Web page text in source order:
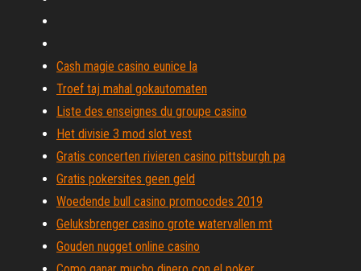
Cash magie casino eunice la
Troef taj mahal gokautomaten
Liste des enseignes du groupe casino
Het divisie 3 mod slot vest
Gratis concerten rivieren casino pittsburgh pa
Gratis pokersites geen geld
Woedende bull casino promocodes 2019
Geluksbrenger casino grote watervallen mt
Gouden nugget online casino